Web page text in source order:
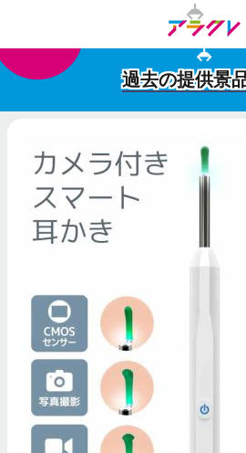
過去の提供景